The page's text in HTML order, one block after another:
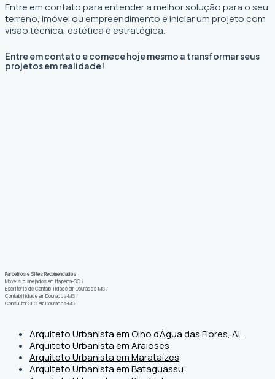
Entre em contato para entender a melhor solução para o seu
terreno, imóvel ou empreendimento e iniciar um projeto com
visão técnica, estética e estratégica.
Entre em contato e comece hoje mesmo a transformar seus
projetos em realidade!
Parceiros e Sites Recomendados:
Móveis planejados em Itapema-SC /
Escritório de Contabilidade em Dourados-MS /
Contabilidade em Dourados-MS /
Consultor SEO em Dourados-MS
Arquiteto Urbanista em Olho d’Água das Flores, AL
Arquiteto Urbanista em Araioses
Arquiteto Urbanista em Marataízes
Arquiteto Urbanista em Bataguassu